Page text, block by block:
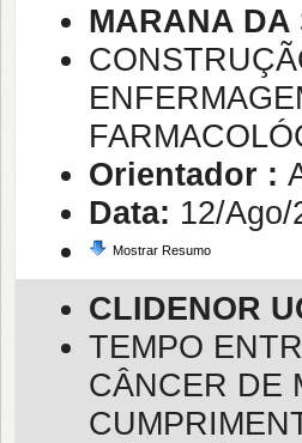
MARANA DA
Orientador :
Data: 12/Ago/
Mostrar Resumo
CLIDENOR
TEMPO
CÂNCER DE